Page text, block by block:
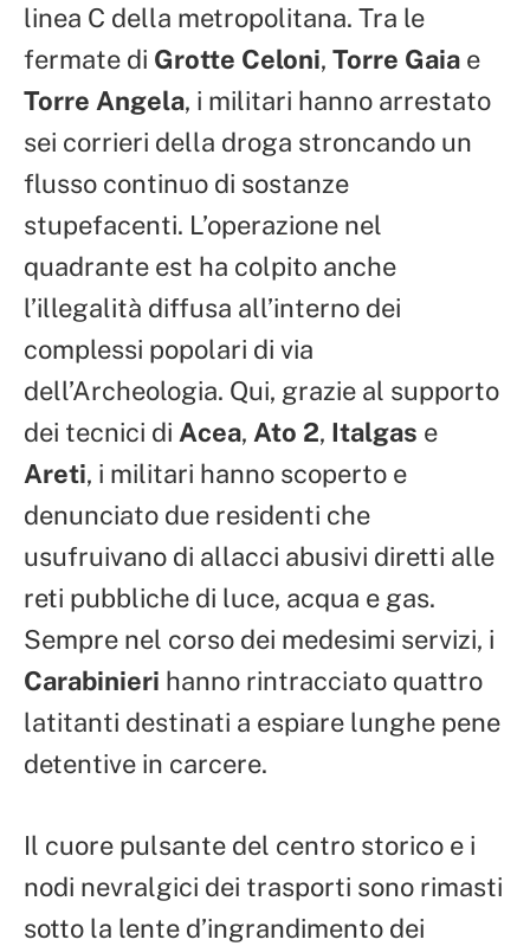
linea C della metropolitana. Tra le
fermate di Grotte Celoni, Torre Gaia e
Torre Angela, i militari hanno arrestato
sei corrieri della droga stroncando un
flusso continuo di sostanze
stupefacenti. L’operazione nel
quadrante est ha colpito anche
l’illegalità diffusa all’interno dei
complessi popolari di via
dell’Archeologia. Qui, grazie al supporto
dei tecnici di Acea, Ato 2, Italgas e
Areti, i militari hanno scoperto e
denunciato due residenti che
usufruivano di allacci abusivi diretti alle
reti pubbliche di luce, acqua e gas.
Sempre nel corso dei medesimi servizi, i
Carabinieri hanno rintracciato quattro
latitanti destinati a espiare lunghe pene
detentive in carcere.
Il cuore pulsante del centro storico e i
nodi nevralgici dei trasporti sono rimasti
sotto la lente d’ingrandimento dei